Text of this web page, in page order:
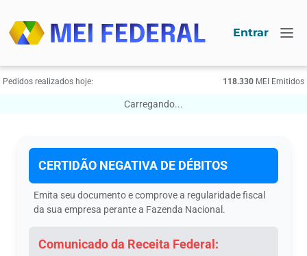
Entrar
Pedidos realizados hoje: 118.330МЕI Emitidos
Carregando...
CERTIDÃO NEGATIVA DE DÉBITOS
Emita seu documento e comprove a regularidade fiscal
da sua empresa perante a Fazenda Nacional.
Comunicado da Receita Federal: